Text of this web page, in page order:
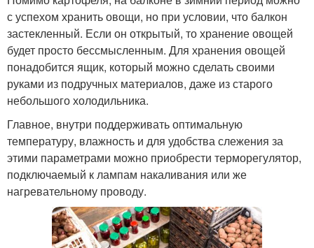
с успехом хранить овощи, но при условии, что балкон
застекленный. Если он открытый, то хранение овощей
будет просто бессмысленным. Для хранения овощей
понадобится ящик, который можно сделать своими
руками из подручных материалов, даже из старого
небольшого холодильника.
Главное, внутри поддерживать оптимальную
температуру, влажность и для удобства слежения за
этими параметрами можно приобрести терморегулятор,
подключаемый к лампам накаливания или же
нагревательному проводу.